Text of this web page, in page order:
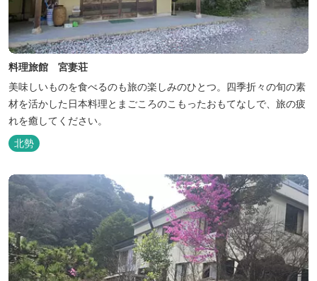
料理旅館 宮妻荘
美味しいものを食べるのも旅の楽しみのひとつ。四季折々の旬の素
材を活かした日本料理とまごころのこもったおもてなしで、旅の疲
れを癒してください。
北勢